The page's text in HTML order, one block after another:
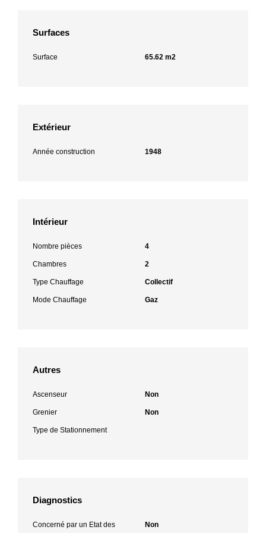
Surfaces
Surface 65.62 m2
Extérieur
Année construction 1948
Intérieur
Nombre pièces 4
Chambres 2
Type Chauffage Collectif
Mode Chauffage Gaz
Autres
Ascenseur Non
Grenier Non
Type de Stationnement
Diagnostics
Concerné par un Etat des
Non